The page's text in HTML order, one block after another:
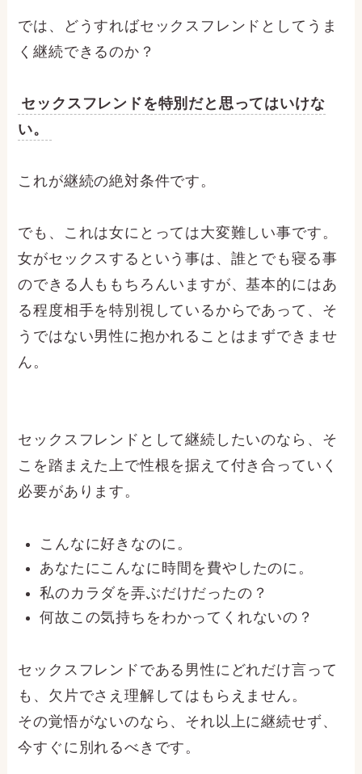
では、どうすればセックスフレンドとしてうま
く継続できるのか？
セックスフレンドを特別だと思ってはいけな
い。
これが継続の絶対条件です。
でも、これは女にとっては大変難しい事です。
女がセックスするという事は、誰とでも寝る事
のできる人ももちろんいますが、基本的にはあ
る程度相手を特別視しているからであって、そ
うではない男性に抱かれることはまずできませ
ん。
セックスフレンドとして継続したいのなら、そ
こを踏まえた上で性根を据えて付き合っていく
必要があります。
こんなに好きなのに。
あなたにこんなに時間を費やしたのに。
私のカラダを弄ぶだけだったの？
何故この気持ちをわかってくれないの？
セックスフレンドである男性にどれだけ言って
も、欠片でさえ理解してはもらえません。
その覚悟がないのなら、それ以上に継続せず、
今すぐに別れるべきです。